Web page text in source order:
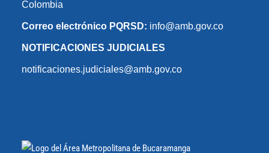
Colombia
Correo electrónico PQRSD: info@amb.gov.co
NOTIFICACIONES JUDICIALES
notificaciones.judiciales@amb.gov.co